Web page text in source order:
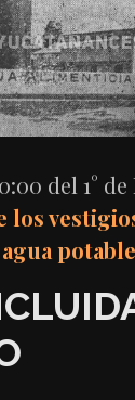
del 1°
los
potable